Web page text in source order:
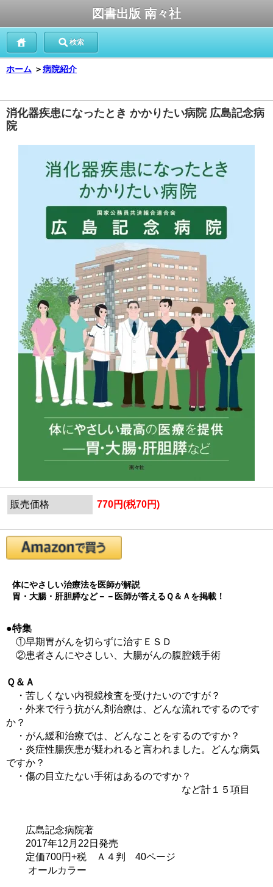
図書出版 南々社
検索
ホーム ＞病院紹介
消化器疾患になったとき かかりたい病院 広島記念病
院
販売価格 770円(税70円)
体にやさしい治療法を医師が解説
胃・大腸・肝胆膵など－－医師が答えるＱ＆Ａを掲載！
●特集
①早期胃がんを切らずに治すＥＳＤ
②患者さんにやさしい、大腸がんの腹腔鏡手術
Ｑ＆Ａ
・苦しくない内視鏡検査を受けたいのですが？
・外来で行う抗がん剤治療は、どんな流れでするのです
か？
・がん緩和治療では、どんなことをするのですか？
・炎症性腸疾患が疑われると言われました。どんな病気
ですか？
・傷の目立たない手術はあるのですか？
など計１５項目
広島記念病院著
2017年12月22日発売
定価700円+税 Ａ４判 40ページ
オールカラー